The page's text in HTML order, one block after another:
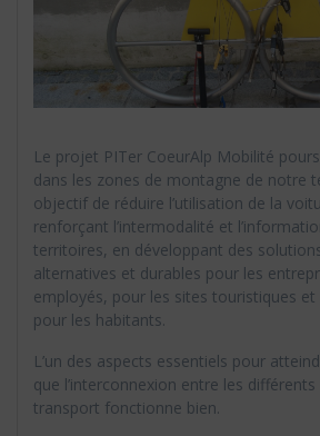
Le projet PITer CoeurAlp Mobilité
dans les zones de montagne de notre
objectif de réduire l’utilisation de la
renforçant l’intermodalité et
territoires, en développant des
alternatives et durables pour les
employés, pour les sites touristiques
pour les habitants.
L’un des aspects essentiels pour
que l’interconnexion entre les
transport fonctionne bien.